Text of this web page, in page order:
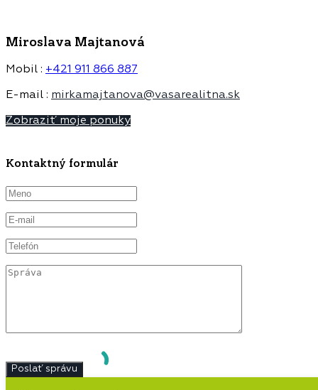
Miroslava Majtanová
Mobil : +421 911 866 887
E-mail : mirkamajtanova@vasarealitna.sk
Zobraziť moje ponuky
Kontaktný formulár